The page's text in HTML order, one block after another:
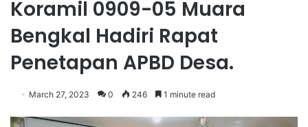
Koramil 0909-05 Muara
Bengkal Hadiri Rapat
Penetapan APBD Desa.
March 27, 2023 0 246 1 minute read